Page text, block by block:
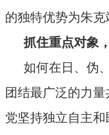
的独特优势为朱
抓住重点对象
如何在日、伪
团结最广泛的力
党坚持独立自主